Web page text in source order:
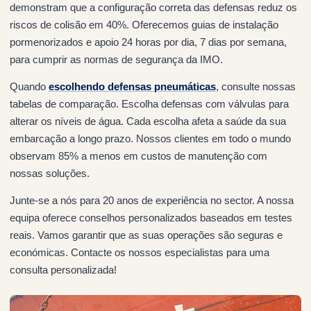
demonstram que a configuração correta das defensas reduz os
riscos de colisão em 40%. Oferecemos guias de instalação
pormenorizados e apoio 24 horas por dia, 7 dias por semana,
para cumprir as normas de segurança da IMO.
Quando escolhendo defensas pneumáticas, consulte nossas
tabelas de comparação. Escolha defensas com válvulas para
alterar os níveis de água. Cada escolha afeta a saúde da sua
embarcação a longo prazo. Nossos clientes em todo o mundo
observam 85% a menos em custos de manutenção com
nossas soluções.
Junte-se a nós para 20 anos de experiência no sector. A nossa
equipa oferece conselhos personalizados baseados em testes
reais. Vamos garantir que as suas operações são seguras e
económicas. Contacte os nossos especialistas para uma
consulta personalizada!